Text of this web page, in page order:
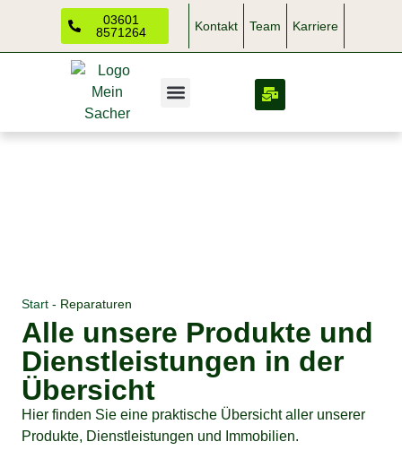
03601
8571264
Kontakt Team Karriere
Start - Reparaturen
Alle unsere Produkte und
Dienstleistungen in der
Übersicht
Hier finden Sie eine praktische Übersicht aller unserer
Produkte, Dienstleistungen und Immobilien.